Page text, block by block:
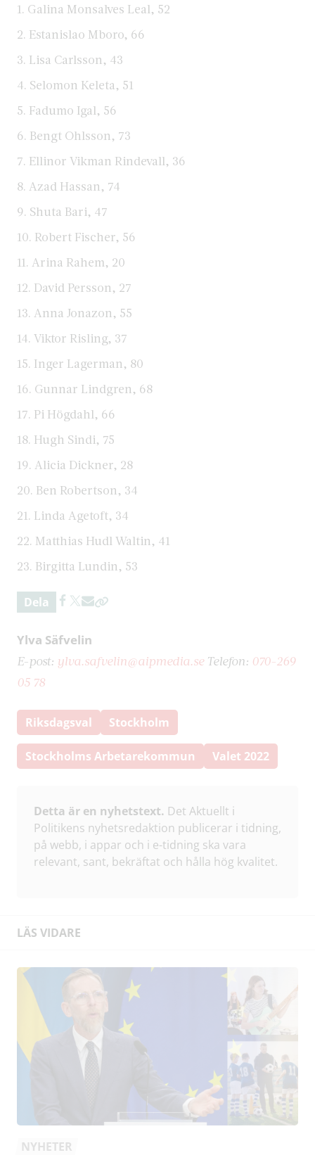
1. Galina Monsalves Leal, 52
2. Estanislao Mboro, 66
3. Lisa Carlsson, 43
4. Selomon Keleta, 51
5. Fadumo Igal, 56
6. Bengt Ohlsson, 73
7. Ellinor Vikman Rindevall, 36
8. Azad Hassan, 74
9. Shuta Bari, 47
10. Robert Fischer, 56
11. Arina Rahem, 20
12. David Persson, 27
13. Anna Jonazon, 55
14. Viktor Risling, 37
15. Inger Lagerman, 80
16. Gunnar Lindgren, 68
17. Pi Högdahl, 66
18. Hugh Sindi, 75
19. Alicia Dickner, 28
20. Ben Robertson, 34
21. Linda Agetoft, 34
22. Matthias Hudl Waltin, 41
23. Birgitta Lundin, 53
Dela
Ylva Säfvelin
E-post: ylva.safvelin@aipmedia.seTelefon: 070-269
05 78
Riksdagsval Stockholm
Stockholms Arbetarekommun Valet 2022
Detta är en nyhetstext. Det Aktuellt i
Politikens nyhetsredaktion publicerar i tidning,
på webb, i appar och i e-tidning ska vara
relevant, sant, bekräftat och hålla hög kvalitet.
LÄS VIDARE
NYHETER